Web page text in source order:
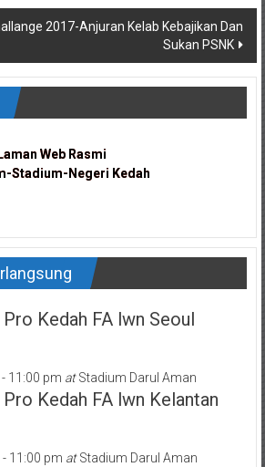
2017-Anjuran Kelab Kebajikan Dan
Sukan PSNK
Web Rasmi
Stadium-Negeri Kedah
Web Rasmi
Stadium-Negeri Kedah
Kedah FA lwn Seoul
- 11:00 pm atStadium Darul Aman
Kedah FA lwn Kelantan
- 11:00 pm atStadium Darul Aman